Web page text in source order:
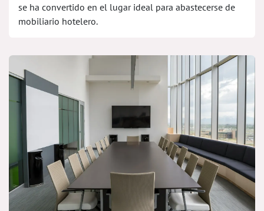
se ha convertido en el lugar ideal para abastecerse de
mobiliario hotelero.